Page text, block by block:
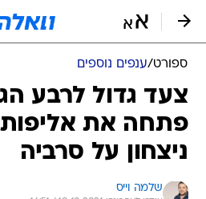
ספורט/ענפים נוספים
צעד גדול לרבע
פתחה את
ניצחון על סרביה
שלמה וייס